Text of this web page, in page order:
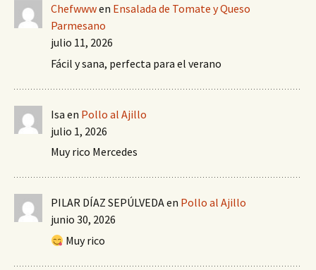
Chefwwwen Ensalada de Tomate y Queso
Parmesano
julio 11, 2026
Fácil y sana, perfecta para el verano
Isa en Pollo al Ajillo
julio 1, 2026
Muy rico Mercedes
PILAR DÍAZ SEPÚLVEDAen Pollo al Ajillo
junio 30, 2026
Muy rico